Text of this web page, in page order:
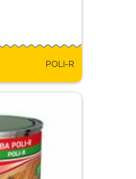
POLI-R